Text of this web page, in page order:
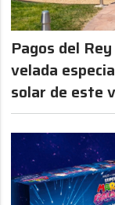
Pagos del
velada
solar de este